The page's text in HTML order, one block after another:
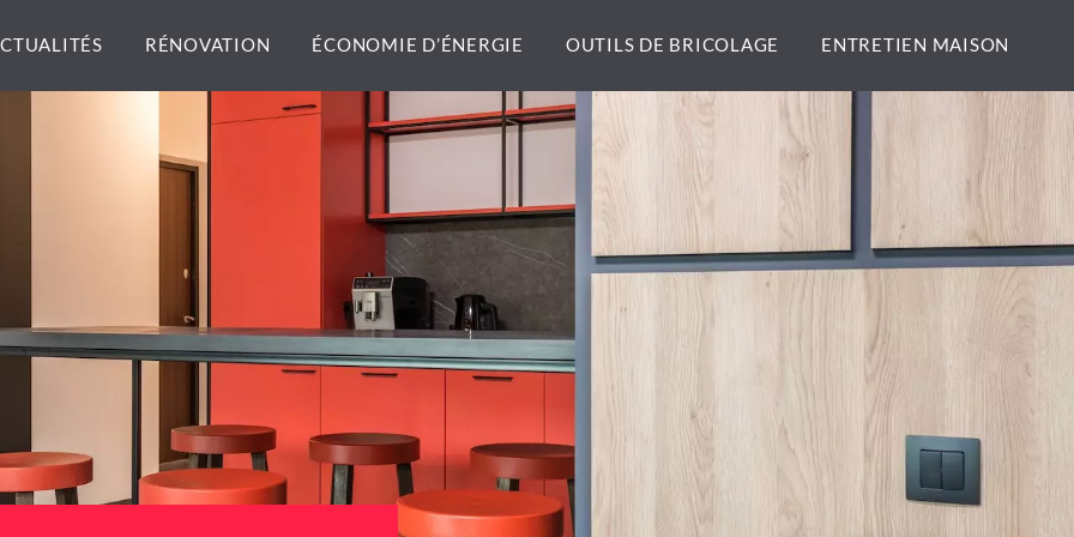
RÉNOVATION ÉCONOMIE D’ÉNERGIE OUTILS DE BRICOLAGE ENTRETIEN MAISON